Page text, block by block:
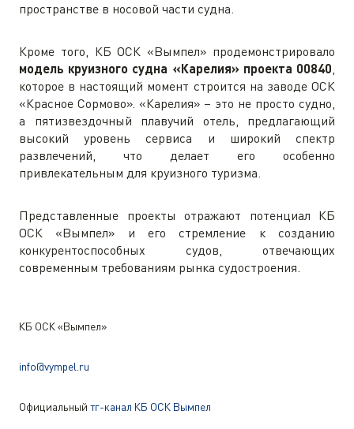
пространстве в носовой части судна.
Кроме того, КБ ОСК «Вымпел» продемонстрировало
модель круизного судна «Карелия» проекта 00840,
которое в настоящий момент строится на заводе ОСК
«Красное Сормово». «Карелия» – это не просто судно,
а пятизвездочный плавучий отель, предлагающий
высокий уровень сервиса и широкий спектр
развлечений, что делает его особенно
привлекательным для круизного туризма.
Представленные проекты отражают потенциал КБ
ОСК «Вымпел» и его стремление к созданию
конкурентоспособных судов, отвечающих
современным требованиям рынка судостроения.
КБ ОСК «Вымпел»
info@vympel.ru
Официальный тг-канал КБ ОСК Вымпел